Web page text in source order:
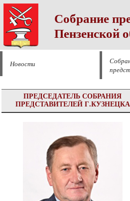
Собрание
Пензенской
Новости
ПРЕДСЕДАТЕЛЬ СОБРАНИЯ
ПРЕДСТАВИТЕЛЕЙ Г.КУЗНЕЦКА